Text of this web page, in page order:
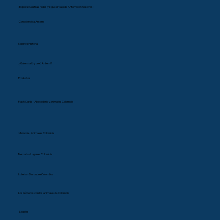
¡Explora nuestras redes y sigue el viaje de Antemi con nosotros!
Productos
Flash Cards - Abecedario y animales Colombia
Memoria - Animales Colombia
Memoria - Lugares Colombia
Lotería - Descubre Colombia
Los números con los animales de Colombia
Conociendo a Antemi
Nuestra Historia
¿Quien soñó y creó Antemi?
Legales